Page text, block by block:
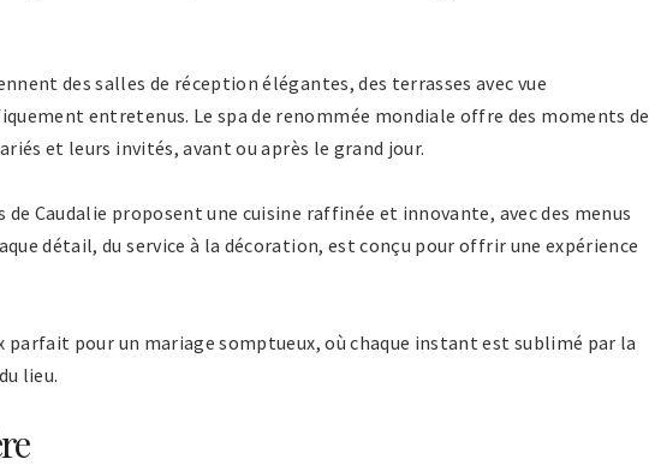
des salles de réception élégantes, des terrasses avec vue
entretenus. Le spa de renommée mondiale offre des moments de
et leurs invités, avant ou après le grand jour.
de Caudalie proposent une cuisine raffinée et innovante, avec des menus
détail, du service à la décoration, est conçu pour offrir une expérience
parfait pour un mariage somptueux, où chaque instant est sublimé par la
lieu.